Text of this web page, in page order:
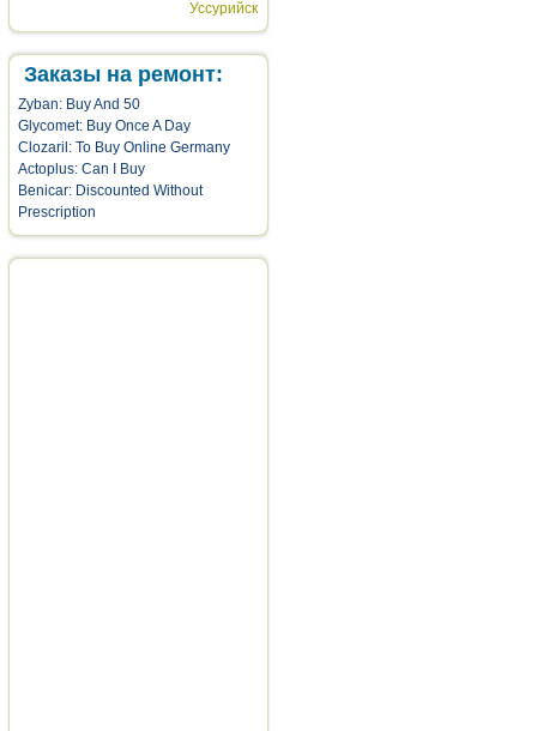
Уссурийск
Заказы на ремонт:
Zyban: Buy And 50
Glycomet: Buy Once A Day
Clozaril: To Buy Online Germany
Actoplus: Can I Buy
Benicar: Discounted Without
Prescription